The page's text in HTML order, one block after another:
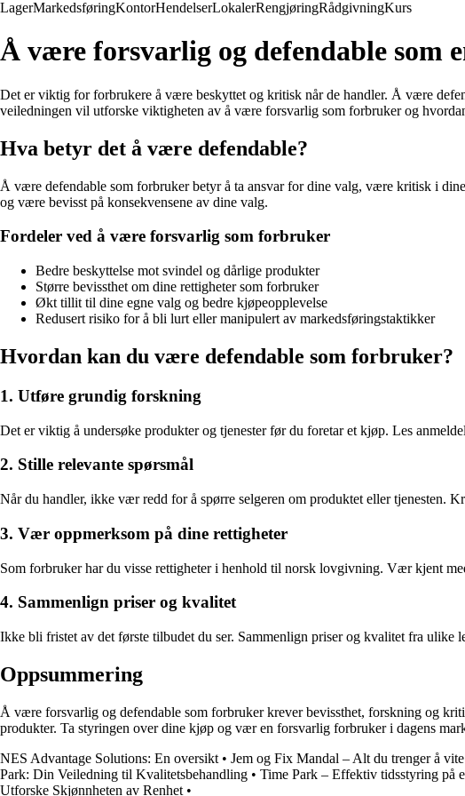
LagerMarkedsføringKontorHendelserLokalerRengjøringRådgivningKurs
Å være forsvarlig og defendable som
Det er viktig for forbrukere å være beskyttet og kritisk når de handler. Å være
veiledningen vil utforske viktigheten av å være forsvarlig som forbruker og
Hva betyr det å være defendable?
Å være defendable som forbruker betyr å ta ansvar for dine valg, være kritisk i
og være bevisst på konsekvensene av dine valg.
Fordeler ved å være forsvarlig som forbruker
Bedre beskyttelse mot svindel og dårlige produkter
Større bevissthet om dine rettigheter som forbruker
Økt tillit til dine egne valg og bedre kjøpeopplevelse
Redusert risiko for å bli lurt eller manipulert av markedsføringstaktikker
Hvordan kan du være defendable som forbruker?
1. Utføre grundig forskning
Det er viktig å undersøke produkter og tjenester før du foretar et kjøp. Les
2. Stille relevante spørsmål
Når du handler, ikke vær redd for å spørre selgeren om produktet eller tjenesten.
3. Vær oppmerksom på dine rettigheter
Som forbruker har du visse rettigheter i henhold til norsk lovgivning. Vær kjent
4. Sammenlign priser og kvalitet
Ikke bli fristet av det første tilbudet du ser. Sammenlign priser og kvalitet fra ulike
Oppsummering
Å være forsvarlig og defendable som forbruker krever bevissthet, forskning og
produkter. Ta styringen over dine kjøp og vær en forsvarlig forbruker i dagens
NES Advantage Solutions: En oversikt • Jem og Fix Mandal – Alt du trenger å
Park: Din Veiledning til Kvalitetsbehandling • Time Park – Effektiv tidsstyring på
Utforske Skjønnheten av Renhet •